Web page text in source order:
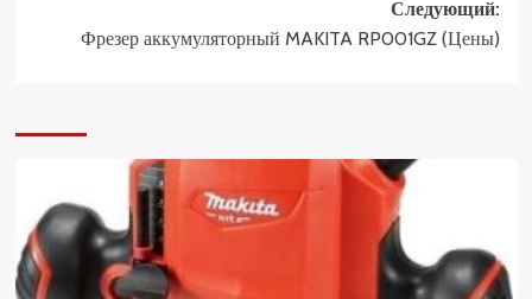
Следующий:
Фрезер аккумуляторный MAKITA RP001GZ (Цены)